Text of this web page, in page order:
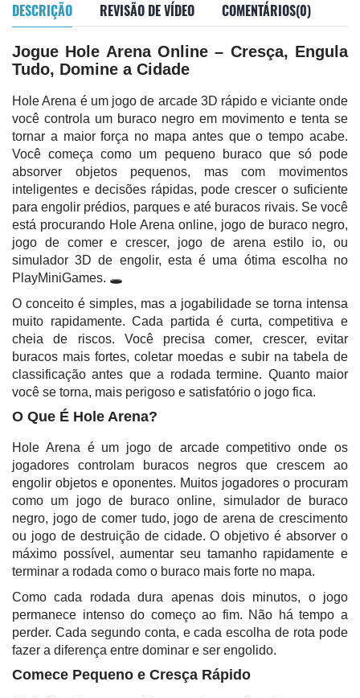
DESCRIÇÃO REVISÃO DE VÍDEO COMENTÁRIOS(0)
Jogue Hole Arena Online – Cresça, Engula
Tudo, Domine a Cidade
Hole Arena é um jogo de arcade 3D rápido e viciante onde
você controla um buraco negro em movimento e tenta se
tornar a maior força no mapa antes que o tempo acabe.
Você começa como um pequeno buraco que só pode
absorver objetos pequenos, mas com movimentos
inteligentes e decisões rápidas, pode crescer o suficiente
para engolir prédios, parques e até buracos rivais. Se você
está procurando Hole Arena online, jogo de buraco negro,
jogo de comer e crescer, jogo de arena estilo io, ou
simulador 3D de engolir, esta é uma ótima escolha no
PlayMiniGames. 🕳️
O conceito é simples, mas a jogabilidade se torna intensa
muito rapidamente. Cada partida é curta, competitiva e
cheia de riscos. Você precisa comer, crescer, evitar
buracos mais fortes, coletar moedas e subir na tabela de
classificação antes que a rodada termine. Quanto maior
você se torna, mais perigoso e satisfatório o jogo fica.
O Que É Hole Arena?
Hole Arena é um jogo de arcade competitivo onde os
jogadores controlam buracos negros que crescem ao
engolir objetos e oponentes. Muitos jogadores o procuram
como um jogo de buraco online, simulador de buraco
negro, jogo de comer tudo, jogo de arena de crescimento
ou jogo de destruição de cidade. O objetivo é absorver o
máximo possível, aumentar seu tamanho rapidamente e
terminar a rodada como o buraco mais forte no mapa.
Como cada rodada dura apenas dois minutos, o jogo
permanece intenso do começo ao fim. Não há tempo a
perder. Cada segundo conta, e cada escolha de rota pode
fazer a diferença entre dominar e ser engolido.
Comece Pequeno e Cresça Rápido